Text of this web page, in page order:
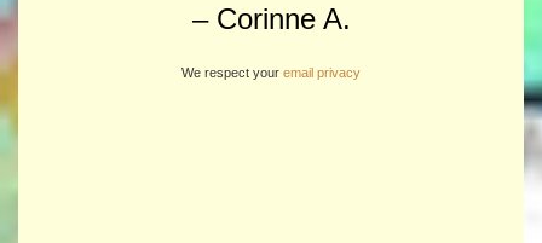
– Corinne A.
We respect your email privacy